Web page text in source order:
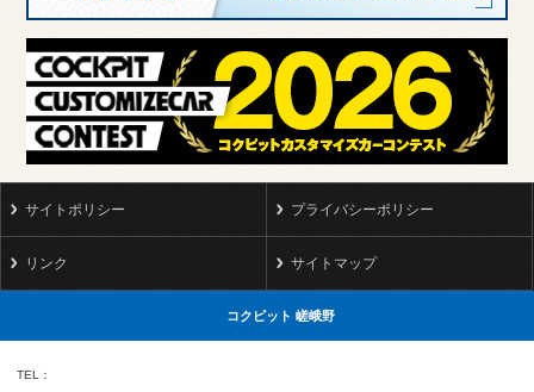
サイトポリシー プライバシーポリシー
リンク サイトマップ
コクピット 嵯峨野
TEL